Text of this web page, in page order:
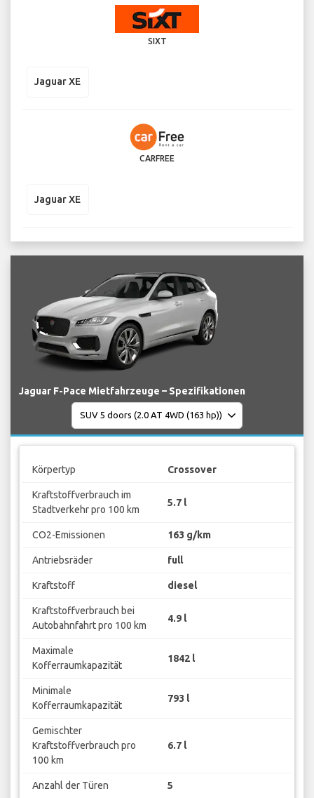
SIXT
Jaguar XE
CARFREE
Jaguar XE
Jaguar F-Pace Mietfahrzeuge – Spezifikationen
Körpertyp Crossover
Kraftstoffverbrauch im
Stadtverkehr pro 100 km
5.7 l
CO2-Emissionen 163 g/km
Antriebsräder full
Kraftstoff diesel
Kraftstoffverbrauch bei
Autobahnfahrt pro 100 km
4.9 l
Maximale
Kofferraumkapazität
1842 l
Minimale
Kofferraumkapazität
793 l
Gemischter
Kraftstoffverbrauch pro
100 km
6.7 l
Anzahl der Türen 5